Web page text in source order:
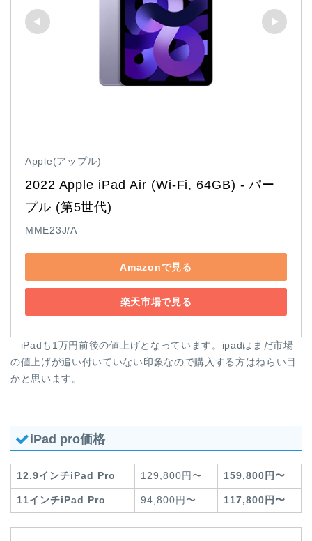
Apple(アップル)
2022 Apple iPad Air (Wi-Fi, 64GB) - パー
プル (第5世代)
MME23J/A
Amazonで見る
楽天市場で見る
iPadも1万円前後の値上げとなっています。ipadはまだ市場
の値上げが追い付いていない印象なので購入する方はねらい目
かと思います。
iPad pro価格
12.9インチiPad Pro 129,800円〜 159,800円〜
11インチiPad Pro 94,800円〜 117,800円〜